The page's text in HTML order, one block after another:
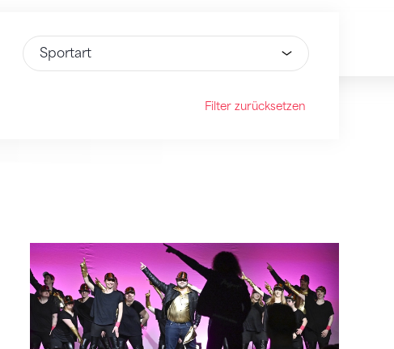
Wähle Option
Filter zurücksetzen